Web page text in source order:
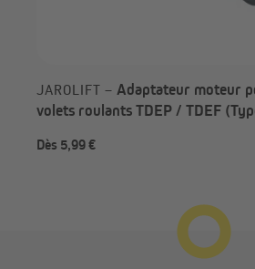
JAROLIFT – Adaptateur moteur
volets roulants TDEP / TDEF
Dès 5,99 €